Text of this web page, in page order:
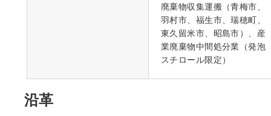
廃棄物収集運搬（青梅市、
羽村市、福生市、瑞穂町、
東久留米市、昭島市）、産
業廃棄物中間処分業（発泡
スチロール限定）
沿革